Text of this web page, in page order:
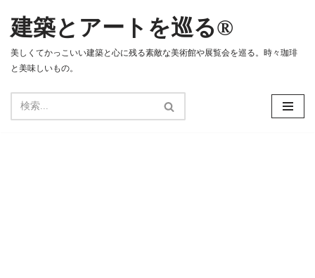
コ
ン
テ
建築とアートを巡る®
美しくてかっこいい建築と心に残る素敵な美術館や展覧会を巡る。時々珈琲
と美味しいもの。